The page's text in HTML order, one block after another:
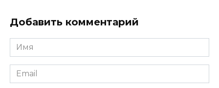
Добавить комментарий
Имя
*
Email
*